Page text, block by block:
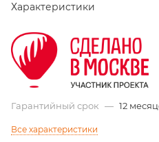
Характеристики
Гарантийный срок — 12
Все характеристики